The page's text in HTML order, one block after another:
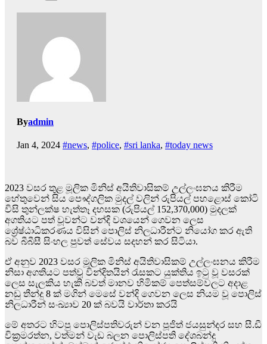
Byadmin
Jan 4, 2024 #news, #police, #sri lanka, #today news
2023 වසර තුළ මූලික මිනිස් අයිතිවාසිකම් උල්ලංඝනය කිරීම
හේතුවෙන් සිය පෞද්ගලික මුදල් වලින් රුපියල් පහළොස් කෝටි
විසි තුන්ලක්ෂ හැත්තෑ දහසක (රුපියල් 152,370,000) මුදලක්
අගතියට පත් වූවන්ට වන්දි වශයෙන් ගෙවන ලෙස
ශ්‍රේෂ්ඨාධිකරණය විසින් පොලිස් නිලධාරීන්ට නියෝග කර ඇති
බව බීබීසී සිංහල පුවත් සේවය සදහන් කර සිටියා.
ඒ අනුව 2023 වසර මූලික මිනිස් අයිතිවාසිකම් උල්ලංඝනය කිරීම
නිසා අගතියට පත්වූ වින්දිතයින් රැසකට යුක්තිය ඉටු වූ වසරක්
ලෙස සැලකිය හැකි බවත් මානව හිමිකම් පෙත්සම්වලට අදාළ
නඩු තීන්දු 8 ක් මගින් මෙසේ වන්දි ගෙවන ලෙස නියම වූ පොලිස්
නිලධාරීන් සංඛ්‍යාව 20 ක් බවයි වාර්තා කරයි
මේ අතරට හිටපු පොලිස්පතිවරුන් වන පූජිත් ජයසුන්දර සහ සී.ඩී
වික්‍රමරත්න, වත්මන් වැඩ බලන පොලිස්පති දේශබන්දු